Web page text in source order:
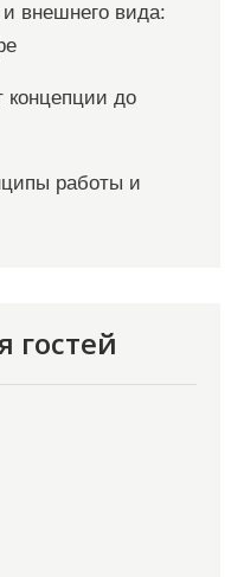
внешнего вида:
концепции до
работы и
гостей